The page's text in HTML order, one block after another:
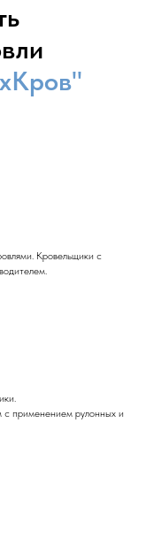
Кровельщики с
с применением рулонных и